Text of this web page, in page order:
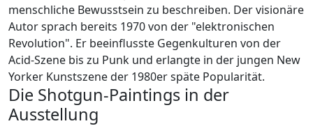
menschliche Bewusstsein zu beschreiben. Der visionäre
Autor sprach bereits 1970 von der "elektronischen
Revolution". Er beeinflusste Gegenkulturen von der
Acid-Szene bis zu Punk und erlangte in der jungen New
Yorker Kunstszene der 1980er späte Popularität.
Die Shotgun-Paintings in der
Ausstellung